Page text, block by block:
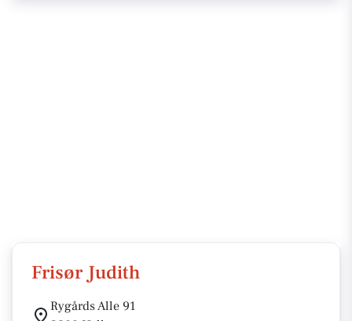
Frisør Judith
Rygårds Alle 91